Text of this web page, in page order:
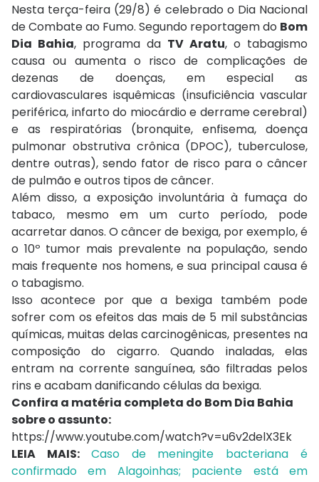
Nesta terça-feira (29/8) é celebrado o Dia Nacional
de Combate ao Fumo. Segundo reportagem do Bom
Dia Bahia, programa da TV Aratu, o tabagismo
causa ou aumenta o risco de complicações de
dezenas de doenças, em especial as
cardiovasculares isquêmicas (insuficiência vascular
periférica, infarto do miocárdio e derrame cerebral)
e as respiratórias (bronquite, enfisema, doença
pulmonar obstrutiva crônica (DPOC), tuberculose,
dentre outras), sendo fator de risco para o câncer
de pulmão e outros tipos de câncer.
Além disso, a exposição involuntária à fumaça do
tabaco, mesmo em um curto período, pode
acarretar danos. O câncer de bexiga, por exemplo, é
o 10º tumor mais prevalente na população, sendo
mais frequente nos homens, e sua principal causa é
o tabagismo.
Isso acontece por que a bexiga também pode
sofrer com os efeitos das mais de 5 mil substâncias
químicas, muitas delas carcinogênicas, presentes na
composição do cigarro. Quando inaladas, elas
entram na corrente sanguínea, são filtradas pelos
rins e acabam danificando células da bexiga.
Confira a matéria completa do Bom Dia Bahia
sobre o assunto:
https://www.youtube.com/watch?v=u6v2delX3Ek
LEIA MAIS: Caso de meningite bacteriana é
confirmado em Alagoinhas; paciente está em